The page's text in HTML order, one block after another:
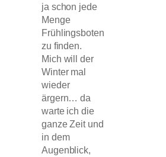
ja schon jede
Menge
Frühlingsboten
zu finden.
Mich will der
Winter mal
wieder
ärgern… da
warte ich die
ganze Zeit und
in dem
Augenblick,